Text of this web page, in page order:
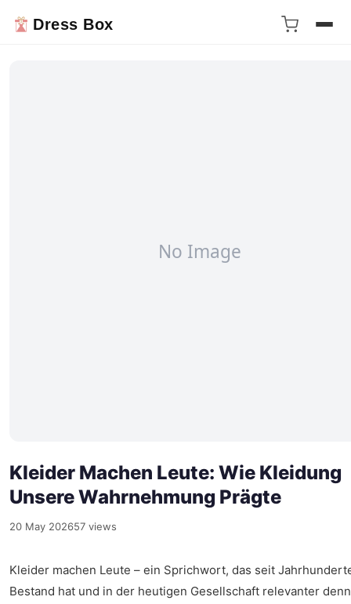
Dress Box
Kleider Machen Leute: Wie Kleidung
Unsere Wahrnehmung Prägte
20 May 202657 views
Kleider machen Leute – ein Sprichwort, das seit
Bestand hat und in der heutigen Gesellschaft relevanter